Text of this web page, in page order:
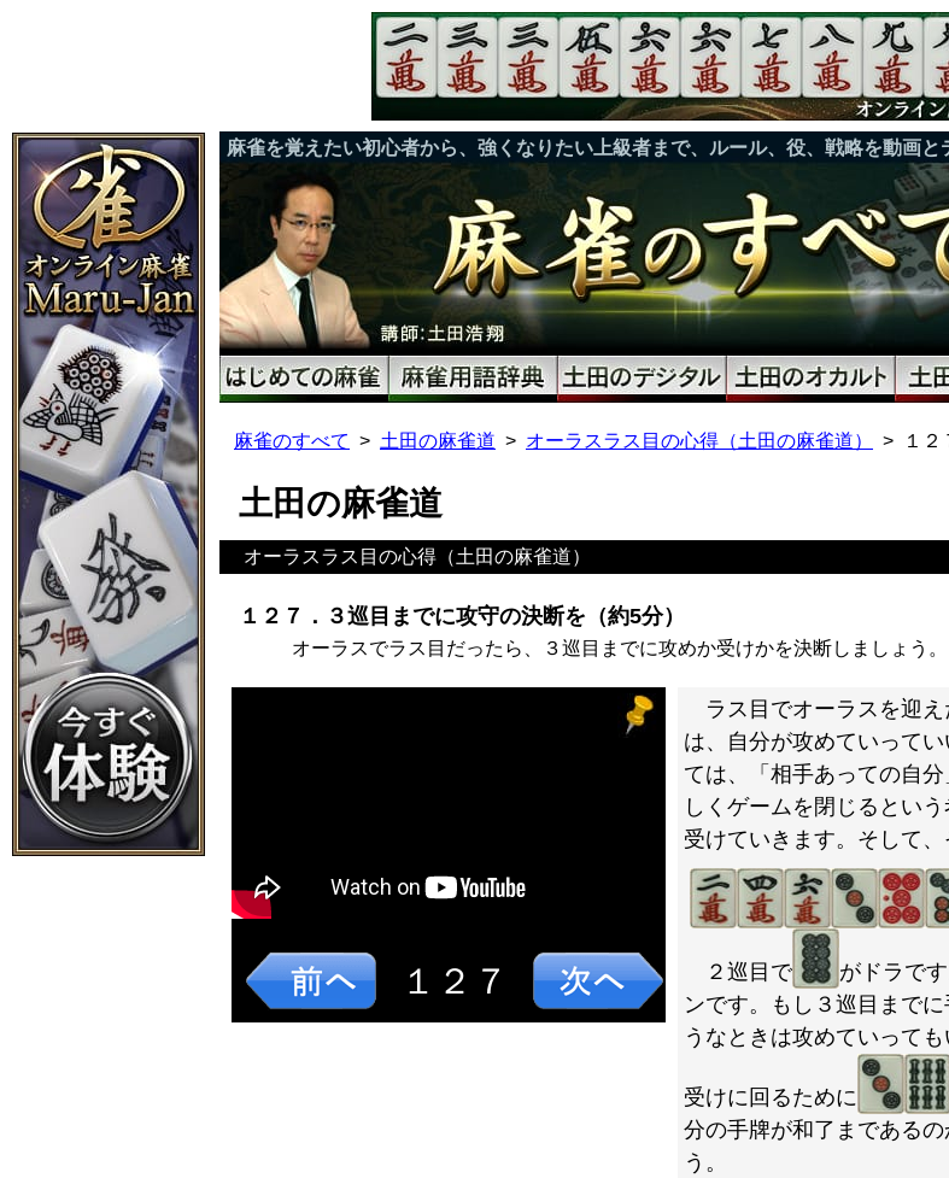
麻雀を覚えたい初心者から、強くなりたい上級者まで、ルール、役、戦略を動画と
麻雀のすべて 土田の麻雀道 オーラスラス目の心得（土田の麻雀道） １
土田の麻雀道
オーラスラス目の心得（土田の麻雀道）
１２７．３巡目までに攻守の決断を（約5分）
オーラスでラス目だったら、３巡目までに攻めか受けかを決断しましょう。
１２７
ラス目でオーラスを迎え
は、自分が攻めていって
ては、「相手あっての自
しくゲームを閉じるとい
受けていきます。そして
２巡目で
がドラで
ンです。もし３巡目まで
うなときは攻めていって
受けに回るために
分の手牌が和了まである
う。